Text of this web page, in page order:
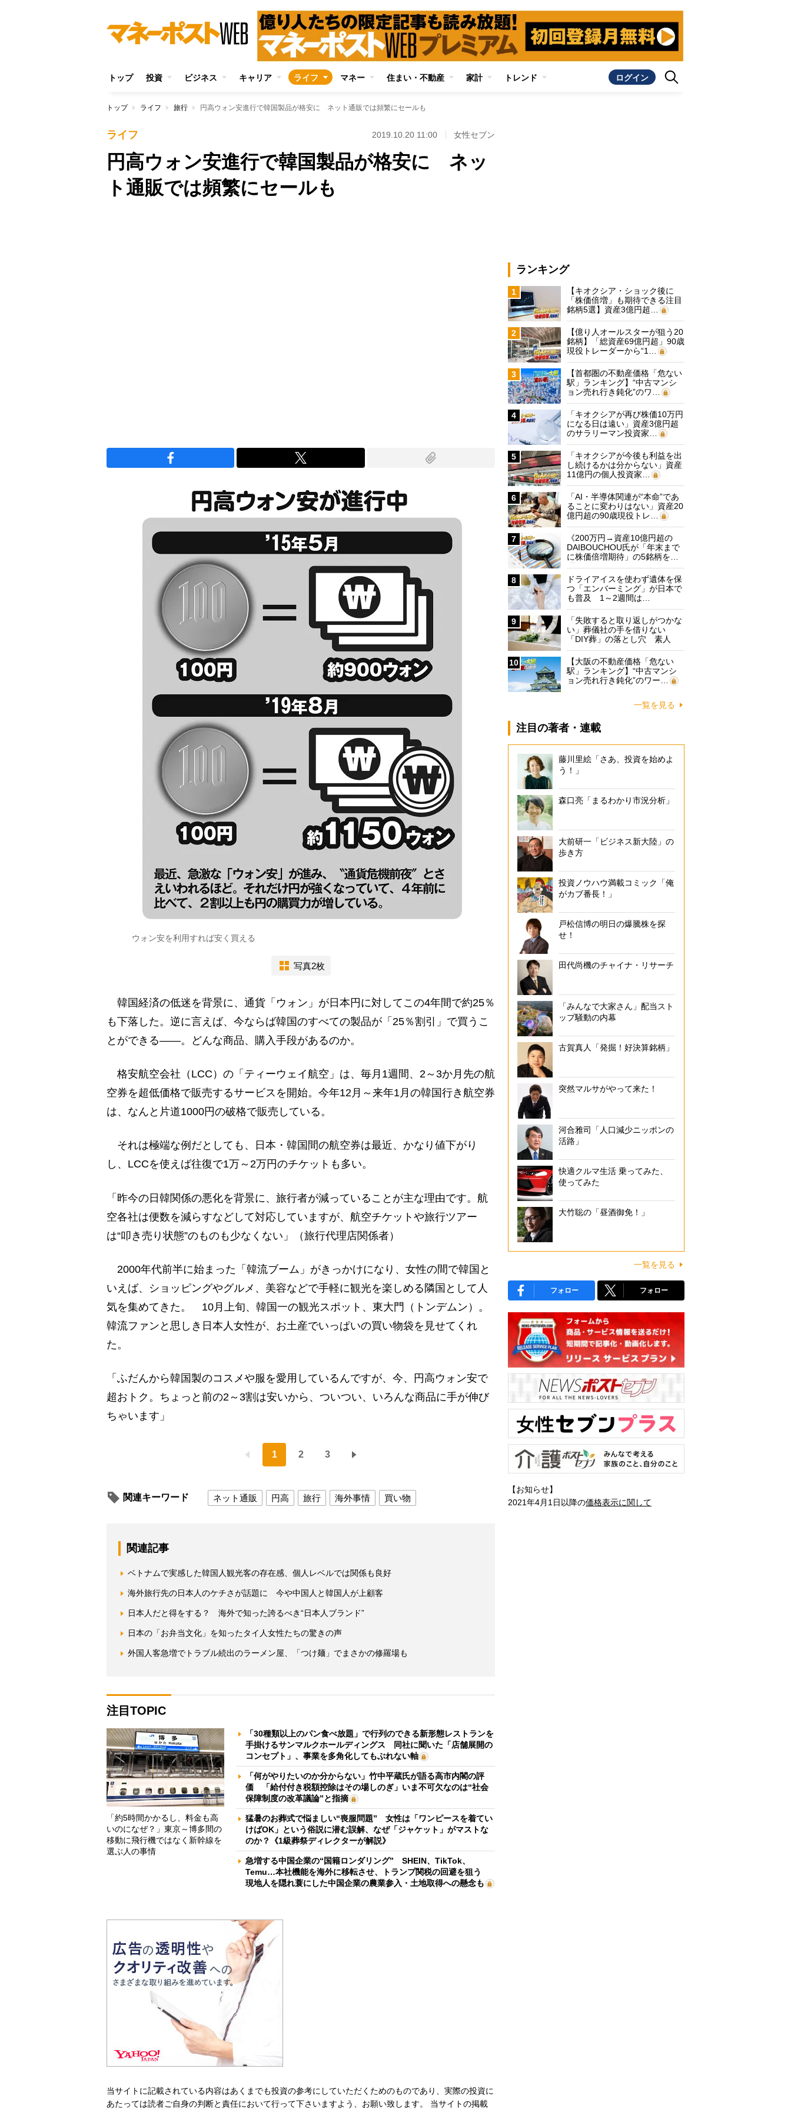
トップ 投資 ビジネス キャリア ライフ マネー 住まい・不動産 家計 トレンド ログイン
トップ ライフ 旅行 円高ウォン安進行で韓国製品が格安に ネット通販では頻繁にセールも
ライフ 2019.10.20 11:00 女性セブン
円高ウォン安進行で韓国製品が格安に ネッ
ト通販では頻繁にセールも
ウォン安を利用すれば安く買える
写真2枚
韓国経済の低迷を背景に、通貨「ウォン」が日本円に対してこの4年間で約25％
も下落した。逆に言えば、今ならば韓国のすべての製品が「25％割引」で買うこ
とができる――。どんな商品、購入手段があるのか。
格安航空会社（LCC）の「ティーウェイ航空」は、毎月1週間、2～3か月先の航
空券を超低価格で販売するサービスを開始。今年12月～来年1月の韓国行き航空券
は、なんと片道1000円の破格で販売している。
それは極端な例だとしても、日本・韓国間の航空券は最近、かなり値下がり
し、LCCを使えば往復で1万～2万円のチケットも多い。
「昨今の日韓関係の悪化を背景に、旅行者が減っていることが主な理由です。航
空各社は便数を減らすなどして対応していますが、航空チケットや旅行ツアー
は“叩き売り状態”のものも少なくない」（旅行代理店関係者）
2000年代前半に始まった「韓流ブーム」がきっかけになり、女性の間で韓国と
いえば、ショッピングやグルメ、美容などで手軽に観光を楽しめる隣国として人
気を集めてきた。 10月上旬、韓国一の観光スポット、東大門（トンデムン）。
韓流ファンと思しき日本人女性が、お土産でいっぱいの買い物袋を見せてくれ
た。
「ふだんから韓国製のコスメや服を愛用しているんですが、今、円高ウォン安で
超おトク。ちょっと前の2～3割は安いから、ついつい、いろんな商品に手が伸び
ちゃいます」
1 2 3
関連キーワード ネット通販 円高 旅行 海外事情 買い物
関連記事
ベトナムで実感した韓国人観光客の存在感、個人レベルでは関係も良好
海外旅行先の日本人のケチさが話題に 今や中国人と韓国人が上顧客
日本人だと得をする？ 海外で知った誇るべき“日本人ブランド”
日本の「お弁当文化」を知ったタイ人女性たちの驚きの声
外国人客急増でトラブル続出のラーメン屋、「つけ麺」でまさかの修羅場も
注目TOPIC
「約5時間かかるし、料金も高
いのになぜ？」東京～博多間の
移動に飛行機ではなく新幹線を
選ぶ人の事情
「30種類以上のパン食べ放題」で行列のできる新形態レストランを
手掛けるサンマルクホールディングス 同社に聞いた「店舗展開の
コンセプト」、事業を多角化してもぶれない軸
「何がやりたいのか分からない」竹中平蔵氏が語る高市内閣の評
価 「給付付き税額控除はその場しのぎ」いま不可欠なのは“社会
保障制度の改革議論”と指摘
猛暑のお葬式で悩ましい“喪服問題” 女性は「ワンピースを着てい
けばOK」という俗説に潜む誤解、なぜ「ジャケット」がマストな
のか？《1級葬祭ディレクターが解説》
急増する中国企業の“国籍ロンダリング” SHEIN、TikTok、
Temu…本社機能を海外に移転させ、トランプ関税の回避を狙う
現地人を隠れ蓑にした中国企業の農業参入・土地取得への懸念も
当サイトに記載されている内容はあくまでも投資の参考にしていただくためのものであり、実際の投資に
あたっては読者ご自身の判断と責任において行って下さいますよう、お願い致します。 当サイトの掲載
ランキング
1
【キオクシア・ショック後に
「株価倍増」も期待できる注目
銘柄5選】資産3億円超…
2
【億り人オールスターが狙う20
銘柄】「総資産69億円超」90歳
現役トレーダーから“1…
3
【首都圏の不動産価格「危ない
駅」ランキング】“中古マンシ
ョン売れ行き鈍化”のワ…
4
「キオクシアが再び株価10万円
になる日は遠い」資産3億円超
のサラリーマン投資家…
5
「キオクシアが今後も利益を出
し続けるかは分からない」資産
11億円の個人投資家…
6
「AI・半導体関連が“本命”であ
ることに変わりはない」資産20
億円超の90歳現役トレ…
7
《200万円→資産10億円超の
DAIBOUCHOU氏が「年末まで
に株価倍増期待」の5銘柄を…
8
ドライアイスを使わず遺体を保
つ「エンバーミング」が日本で
も普及 1～2週間は…
9
「失敗すると取り返しがつかな
い」葬儀社の手を借りない
「DIY葬」の落とし穴 素人
に…
10
【大阪の不動産価格「危ない
駅」ランキング】“中古マンシ
ョン売れ行き鈍化”のワー…
一覧を見る
注目の著者・連載
藤川里絵「さあ、投資を始めよ
う！」
森口亮「まるわかり市況分析」
大前研一「ビジネス新大陸」の
歩き方
投資ノウハウ満載コミック「俺
がカブ番長！」
戸松信博の明日の爆騰株を探
せ！
田代尚機のチャイナ・リサーチ
「みんなで大家さん」配当スト
ップ騒動の内幕
古賀真人「発掘！好決算銘柄」
突然マルサがやって来た！
河合雅司「人口減少ニッポンの
活路」
快適クルマ生活 乗ってみた、
使ってみた
大竹聡の「昼酒御免！」
一覧を見る
フォロー フォロー
【お知らせ】
2021年4月1日以降の価格表示に関して